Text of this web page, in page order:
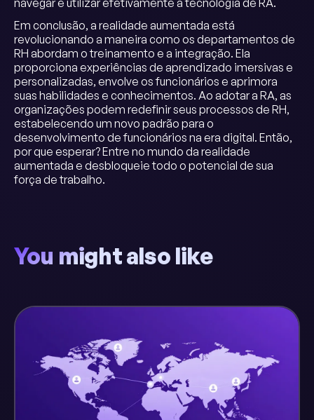
navegar e utilizar efetivamente a tecnologia de RA.
Em conclusão, a realidade aumentada está
revolucionando a maneira como os departamentos de
RH abordam o treinamento e a integração. Ela
proporciona experiências de aprendizado imersivas e
personalizadas, envolve os funcionários e aprimora
suas habilidades e conhecimentos. Ao adotar a RA, as
organizações podem redefinir seus processos de RH,
estabelecendo um novo padrão para o
desenvolvimento de funcionários na era digital. Então,
por que esperar? Entre no mundo da realidade
aumentada e desbloqueie todo o potencial de sua
força de trabalho.
You might also like